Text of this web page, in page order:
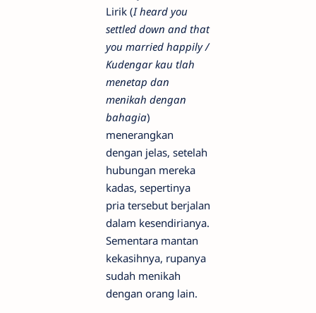
Lirik (I heard you
settled down and that
you married happily /
Kudengar kau tlah
menetap dan
menikah dengan
bahagia)
menerangkan
dengan jelas, setelah
hubungan mereka
kadas, sepertinya
pria tersebut berjalan
dalam kesendirianya.
Sementara mantan
kekasihnya, rupanya
sudah menikah
dengan orang lain.